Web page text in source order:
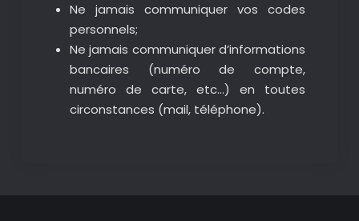
Ne jamais communiquer vos codes
personnels;
Ne jamais communiquer d’informations
bancaires (numéro de compte,
numéro de carte, etc…) en toutes
circonstances (mail, téléphone).